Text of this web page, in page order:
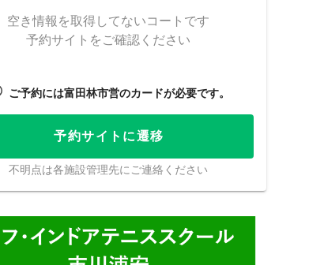
空き情報を取得してないコートです
予約サイトをご確認ください
ご予約には富田林市営のカードが必要です。
予約サイトに遷移
不明点は各施設管理先にご連絡ください